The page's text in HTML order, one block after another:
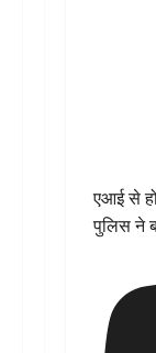
एआई से
पुलिस ने